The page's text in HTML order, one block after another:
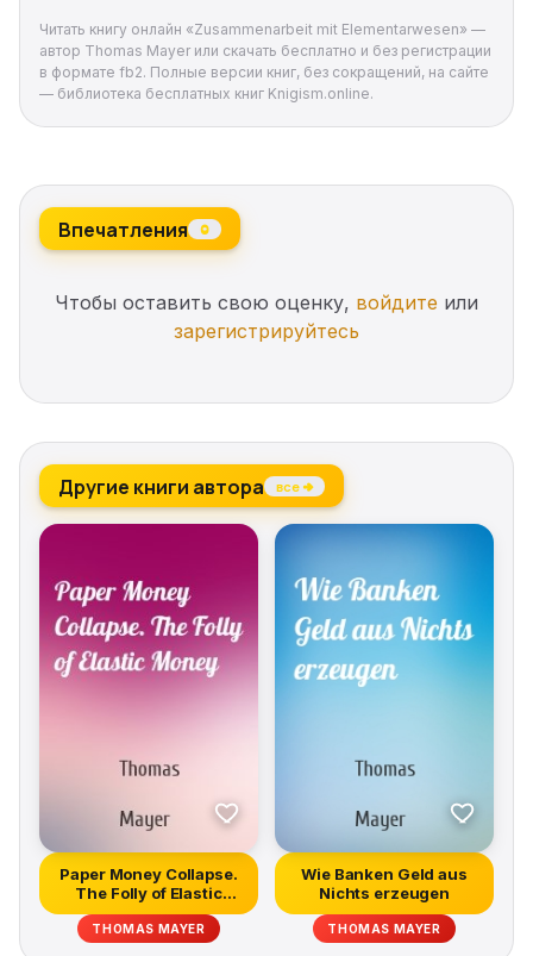
Читать книгу онлайн «Zusammenarbeit mit Elementarwesen» —
автор Thomas Mayer или скачать бесплатно и без регистрации
в формате fb2. Полные версии книг, без сокращений, на сайте
— библиотека бесплатных книг Knigism.online.
Впечатления 0
Чтобы оставить свою оценку, войдите или
зарегистрируйтесь
Другие книги автора все →
Paper Money Collapse.
The Folly of Elastic
Money
THOMAS MAYER
Wie Banken Geld aus
Nichts erzeugen
THOMAS MAYER